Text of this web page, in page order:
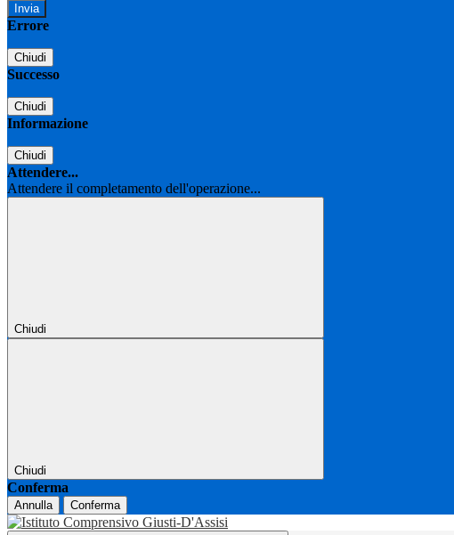
Errore
Chiudi
Successo
Chiudi
Informazione
Chiudi
Attendere...
Attendere il completamento dell'operazione...
Chiudi
Chiudi
Conferma
Annulla Conferma